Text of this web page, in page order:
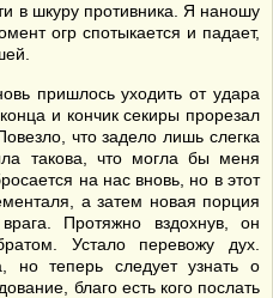
в шкуру противника. Я наношу
огр спотыкается и падает,
пришлось уходить от удара
и кончик секиры прорезал
что задело лишь слегка
такова, что могла бы меня
на нас вновь, но в этот
а затем новая порция
Протяжно вздохнув, он
Устало перевожу дух.
но теперь следует узнать о
благо есть кого послать